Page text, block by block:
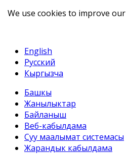
English
Русский
Кыргызча
Башкы
Жанылыктар
Байланыш
Веб-кабылдама
Суу маалымат системасы
Жарандык кабылдама
We use cookies to improve